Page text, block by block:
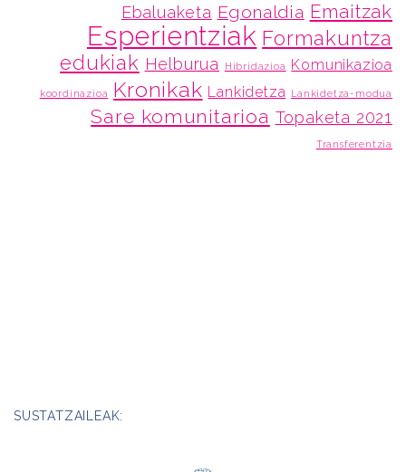
Ebaluaketa Egonaldia Emaitzak
Esperientziak Formakuntza
edukiak Helburua Hibridazioa Komunikazioa
koordinazioa Kronikak Lankidetza Lankidetza-modua
Sare komunitarioa Topaketa 2021
Transferentzia
SUSTATZAILEAK: